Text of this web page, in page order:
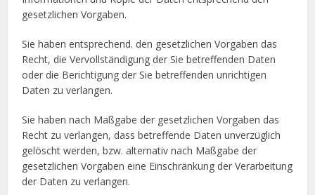
gesetzlichen Vorgaben.
Sie haben entsprechend. den gesetzlichen Vorgaben das
Recht, die Vervollständigung der Sie betreffenden Daten
oder die Berichtigung der Sie betreffenden unrichtigen
Daten zu verlangen.
Sie haben nach Maßgabe der gesetzlichen Vorgaben das
Recht zu verlangen, dass betreffende Daten unverzüglich
gelöscht werden, bzw. alternativ nach Maßgabe der
gesetzlichen Vorgaben eine Einschränkung der Verarbeitung
der Daten zu verlangen.